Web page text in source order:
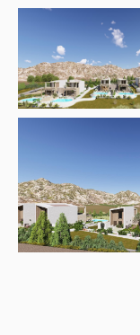
Open link
Open link